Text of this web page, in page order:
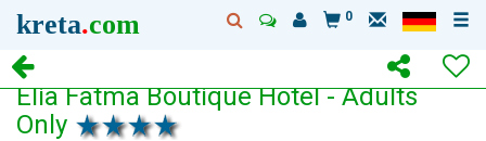
kreta.com 0
Elia Fatma Boutique Hotel - Adults
Only